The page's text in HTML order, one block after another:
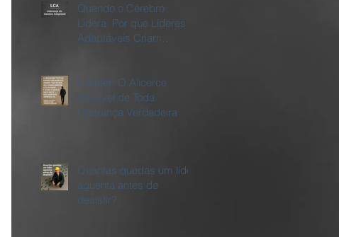
Quando o Cérebro
Lidera: Por que Líderes
Adaptáveis Criam
Caráter: O Alicerce
Invisível de Toda
Liderança Verdadeira
Quantas quedas um líder
aguenta antes de
desistir?